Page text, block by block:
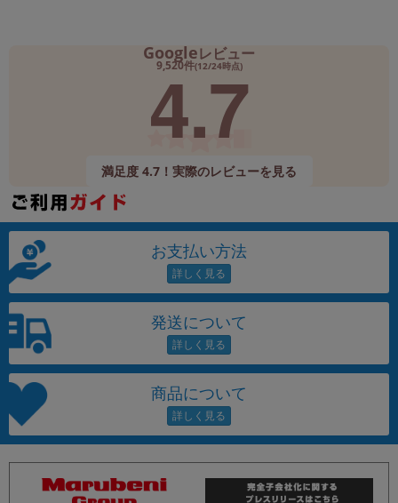
Googleレビュー
9,520件(12/24時点)
4.7
満足度 4.7！実際のレビューを見る
お支払い方法
発送について
商品について